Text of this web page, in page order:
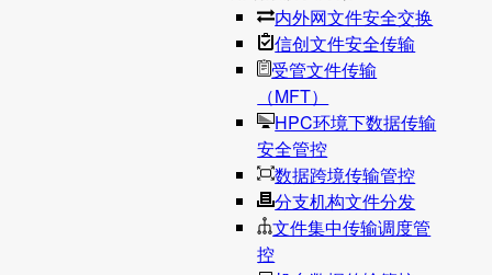
内外网文件安全交换
信创文件安全传输
受管文件传输
（MFT）
HPC环境下数据传输
安全管控
数据跨境传输管控
分支机构文件分发
文件集中传输调度管
控